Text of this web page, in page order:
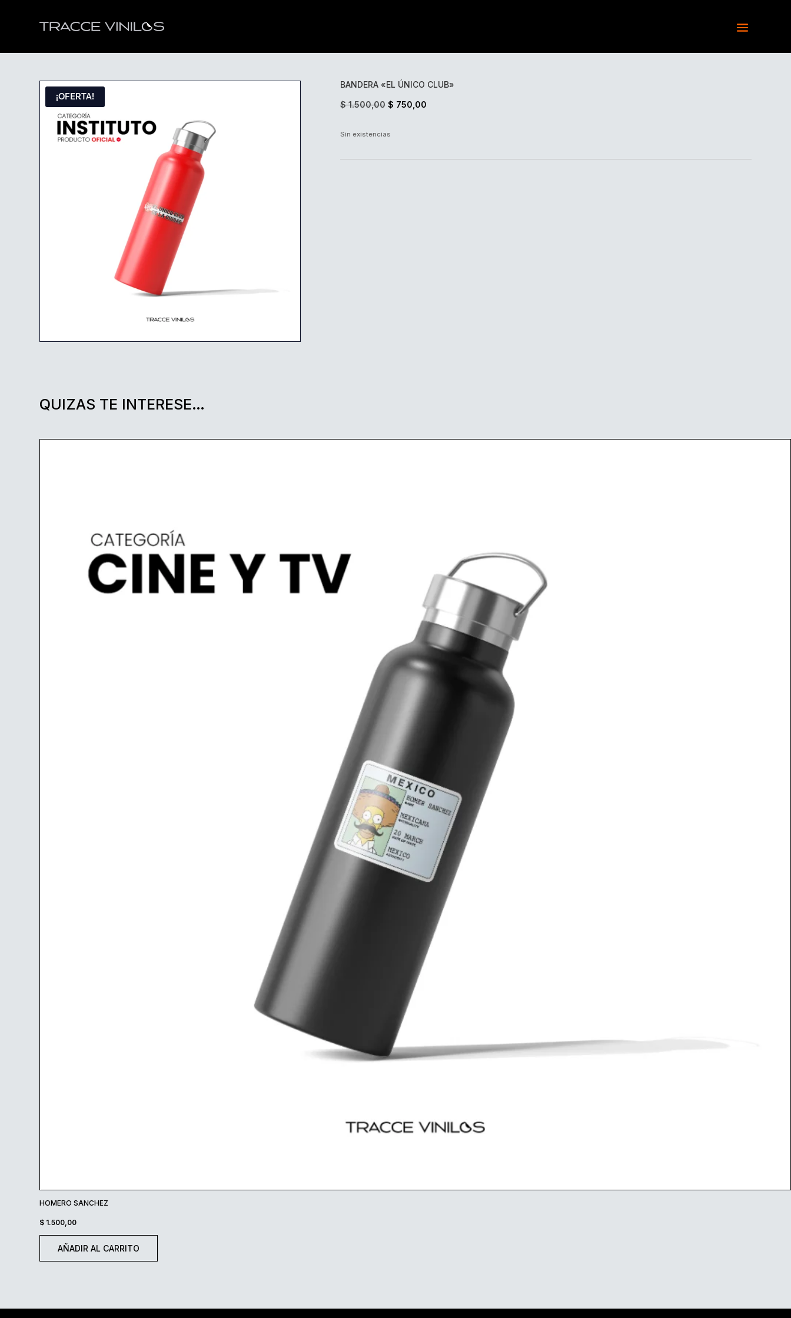
¡OFERTA!
BANDERA «EL ÚNICO CLUB»
$1.500,00 El
original
$ 1.500,00.
$ 750,00El
$ 750,00.
Sin existencias
QUIZAS TE INTERESE…
HOMERO SANCHEZ
$ 1.500,00
AÑADIR AL CARRITO